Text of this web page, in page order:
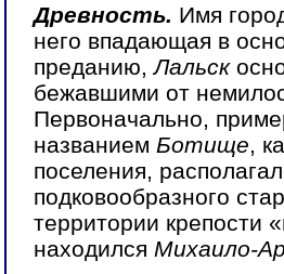
Древность. Имя
него впадающая в
преданию, Лальск
бежавшими от
Первоначально,
названием Ботище ,
поселения,
подковообразного
территории крепости
находился Михаило-